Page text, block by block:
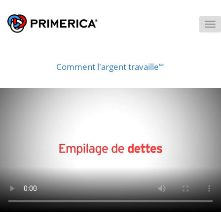
Comment l'argent travaille🅪